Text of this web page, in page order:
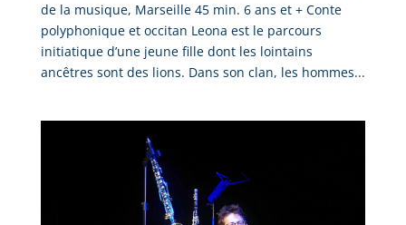
de la musique, Marseille 45 min. 6 ans et + Conte
polyphonique et occitan Leona est le parcours
initiatique d’une jeune fille dont les lointains
ancêtres sont des lions. Dans son clan, les hommes...